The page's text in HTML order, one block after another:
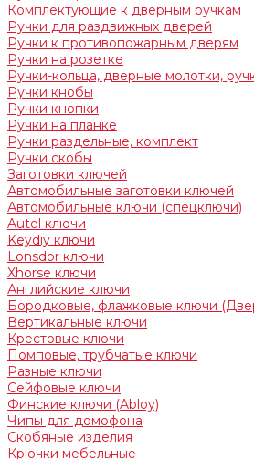
Комплектующие к дверным ручкам
Ручки для раздвижных дверей
Ручки к противопожарным дверям
Ручки на розетке
Ручки-кольца, дверные молотки,
Ручки кнобы
Ручки кнопки
Ручки на планке
Ручки раздельные, комплект
Ручки скобы
Заготовки ключей
Автомобильные заготовки ключей
Автомобильные ключи (спецключи)
Autel ключи
Keydiy ключи
Lonsdor ключи
Xhorse ключи
Английские ключи
Бородковые, флажковые ключи
Вертикальные ключи
Крестовые ключи
Помповые, трубчатые ключи
Разные ключи
Сейфовые ключи
Финские ключи (Abloy)
Чипы для домофона
Скобяные изделия
Крючки мебельные